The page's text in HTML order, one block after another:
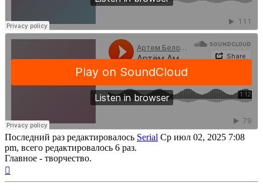
Последний раз редактировалось Serial Ср июл 02, 2025 7:08
pm, всего редактировалось 6 раз.
Главное - творчество.